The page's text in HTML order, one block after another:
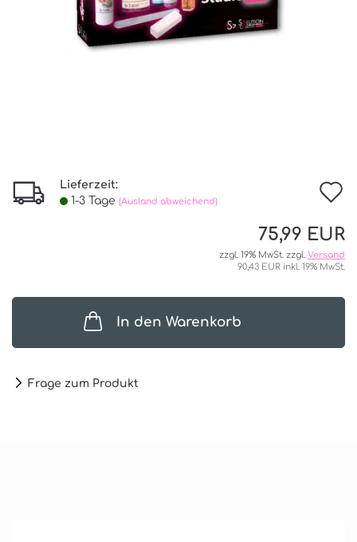
Lieferzeit:
1-3 Tage (Ausland abweichend)
75,99 EUR
zzgl. 19% MwSt. zzgl. Versand
90,43 EUR inkl. 19% MwSt.
In den Warenkorb
Frage zum Produkt